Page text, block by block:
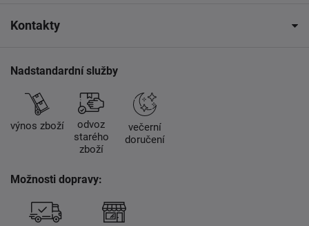
Kontakty
Nadstandardní služby
výnos zboží
odvoz
starého
zboží
večerní
doručení
Možnosti dopravy: